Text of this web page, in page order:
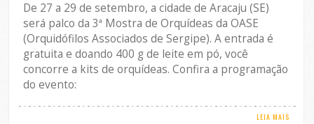
De 27 a 29 de setembro, a cidade de Aracaju (SE)
será palco da 3ª Mostra de Orquídeas da OASE
(Orquidófilos Associados de Sergipe). A entrada é
gratuita e doando 400 g de leite em pó, você
concorre a kits de orquídeas. Confira a programação
do evento:
LEIA MAIS